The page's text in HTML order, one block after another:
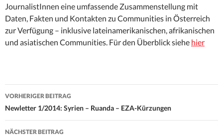
JournalistInnen eine umfassende Zusammenstellung mit
Daten, Fakten und Kontakten zu Communities in Österreich
zur Verfügung – inklusive lateinamerikanischen, afrikanischen
und asiatischen Communities. Für den Überblick siehe hier
Beitrags-
Navigation
VORHERIGER BEITRAG
Newletter 1/2014: Syrien – Ruanda – EZA-Kürzungen
NÄCHSTER BEITRAG